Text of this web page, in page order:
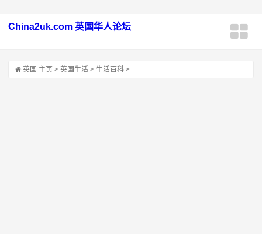
China2uk.com 英国华人论坛
英国 主页 > 英国生活 > 生活百科 >